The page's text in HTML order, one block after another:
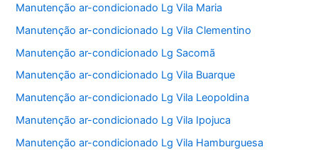
Manutenção ar-condicionado Lg Vila Maria
Manutenção ar-condicionado Lg Vila Clementino
Manutenção ar-condicionado Lg Sacomã
Manutenção ar-condicionado Lg Vila Buarque
Manutenção ar-condicionado Lg Vila Leopoldina
Manutenção ar-condicionado Lg Vila Ipojuca
Manutenção ar-condicionado Lg Vila Hamburguesa